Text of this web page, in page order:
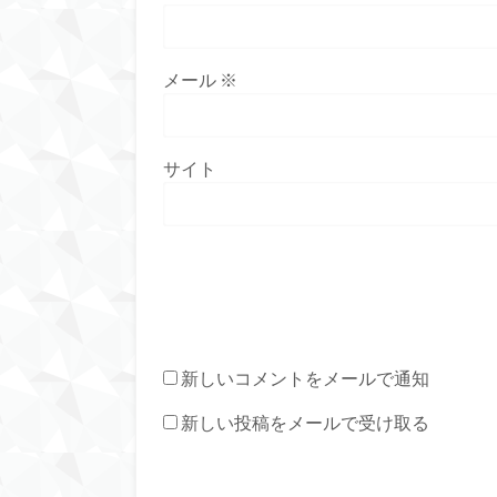
メール ※
サイト
新しいコメントをメールで通知
新しい投稿をメールで受け取る